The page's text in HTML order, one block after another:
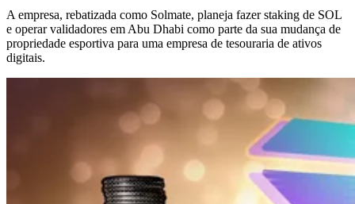
A empresa, rebatizada como Solmate, planeja fazer staking de SOL
e operar validadores em Abu Dhabi como parte da sua mudança de
propriedade esportiva para uma empresa de tesouraria de ativos
digitais.